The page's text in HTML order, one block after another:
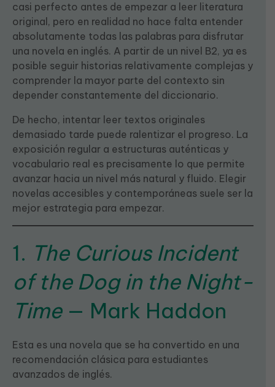
casi perfecto antes de empezar a leer literatura
original, pero en realidad no hace falta entender
absolutamente todas las palabras para disfrutar
una novela en inglés. A partir de un nivel B2, ya es
posible seguir historias relativamente complejas y
comprender la mayor parte del contexto sin
depender constantemente del diccionario.
De hecho, intentar leer textos originales
demasiado tarde puede ralentizar el progreso. La
exposición regular a estructuras auténticas y
vocabulario real es precisamente lo que permite
avanzar hacia un nivel más natural y fluido. Elegir
novelas accesibles y contemporáneas suele ser la
mejor estrategia para empezar.
1. The Curious Incident
of the Dog in the Night-
Time— Mark Haddon
Esta es una novela que se ha convertido en una
recomendación clásica para estudiantes
avanzados de inglés.